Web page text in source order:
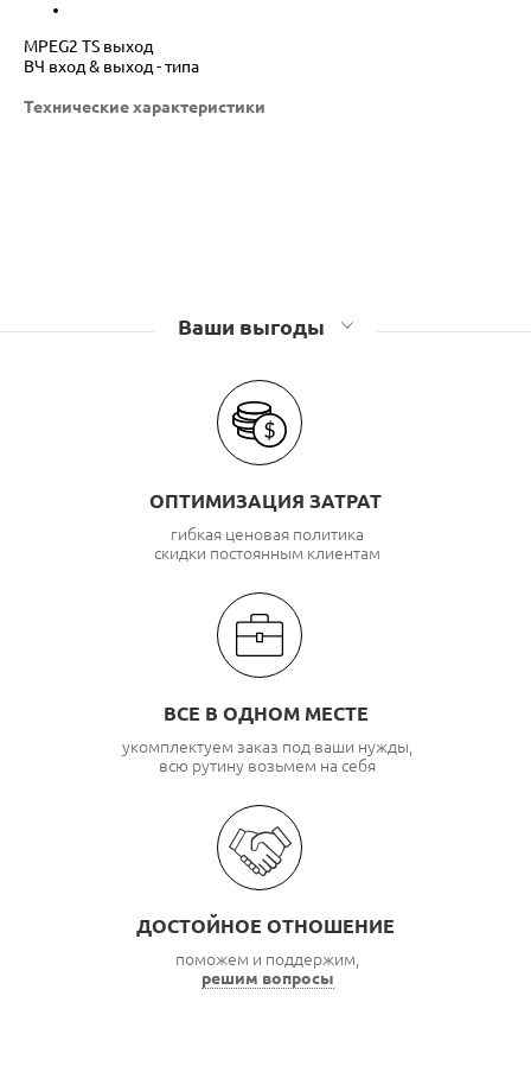
MPEG2 TS выход
ВЧ вход & выход - типа
Технические характеристики
Ваши выгоды
ОПТИМИЗАЦИЯ ЗАТРАТ
гибкая ценовая политика
скидки постоянным клиентам
ВСЕ В ОДНОМ МЕСТЕ
укомплектуем заказ под ваши нужды,
всю рутину возьмем на себя
ДОСТОЙНОЕ ОТНОШЕНИЕ
поможем и поддержим,
решим вопросы